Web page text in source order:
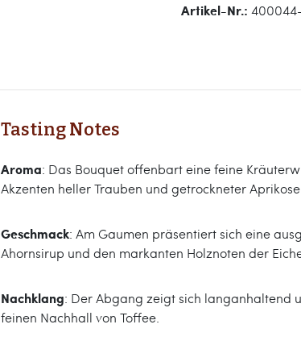
Artikel-Nr.:
Tasting Notes
Aroma: Das Bouquet offenbart eine feine
Akzenten heller Trauben und getrockneter
Geschmack: Am Gaumen präsentiert sich eine
Ahornsirup und den markanten Holznoten der
Nachklang: Der Abgang zeigt sich langanhaltend
feinen Nachhall von Toffee.